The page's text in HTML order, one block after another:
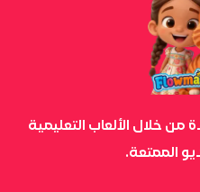
من خلال الألعاب التعليمية
الممتعة.